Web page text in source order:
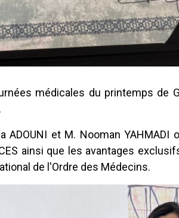
médicales du printemps de
ADOUNI et M. Nooman YAHMADI
ainsi que les avantages
de l'Ordre des Médecins.